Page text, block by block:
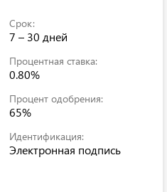
Срок:
7 – 30 дней
Процентная ставка:
0.80%
Процент одобрения:
65%
Идентификация:
Электронная подпись